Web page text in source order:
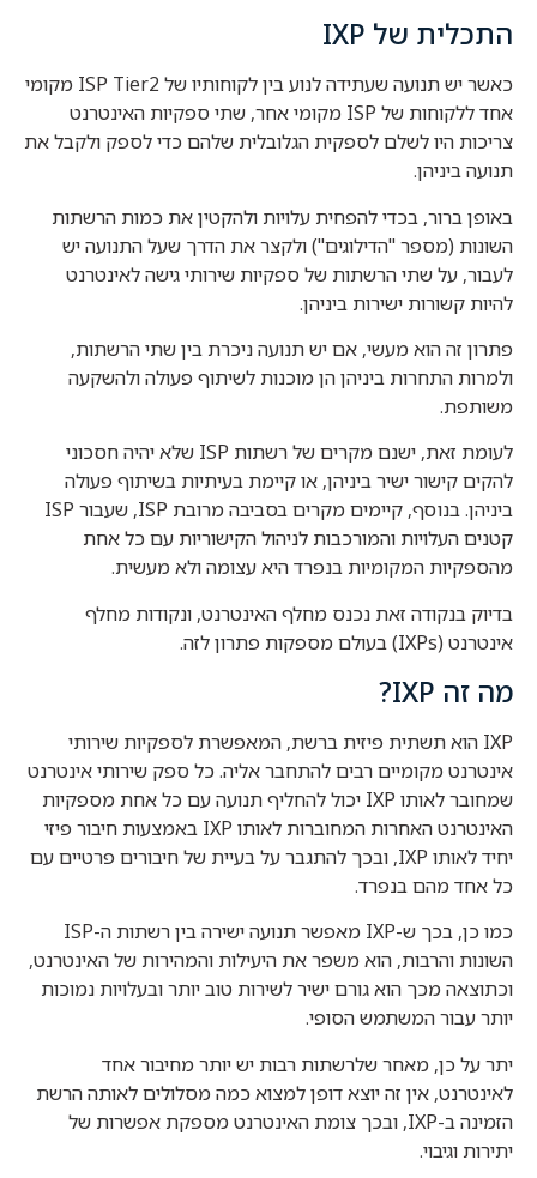
התכלית של IXP
כאשר יש תנועה שעתידה לנוע בין לקוחותיו של ISP Tier2 מקומי
אחד ללקוחות של ISP מקומי אחר, שתי ספקיות האינטרנט
צריכות היו לשלם לספקית הגלובלית שלהם כדי לספק ולקבל את
תנועה ביניהן.
באופן ברור, בכדי להפחית עלויות ולהקטין את כמות הרשתות
השונות (מספר "הדילוגים") ולקצר את הדרך שעל התנועה יש
לעבור, על שתי הרשתות של ספקיות שירותי גישה לאינטרנט
להיות קשורות ישירות ביניהן.
פתרון זה הוא מעשי, אם יש תנועה ניכרת בין שתי הרשתות,
ולמרות התחרות ביניהן הן מוכנות לשיתוף פעולה ולהשקעה
משותפת.
לעומת זאת, ישנם מקרים של רשתות ISP שלא יהיה חסכוני
להקים קישור ישיר ביניהן, או קיימת בעיתיות בשיתוף פעולה
ביניהן. בנוסף, קיימים מקרים בסביבה מרובת ISP, שעבור ISP
קטנים העלויות והמורכבות לניהול הקישוריות עם כל אחת
מהספקיות המקומיות בנפרד היא עצומה ולא מעשית.
בדיוק בנקודה זאת נכנס מחלף האינטרנט, ונקודות מחלף
אינטרנט (IXPs) בעולם מספקות פתרון לזה.
מה זה IXP?
IXP הוא תשתית פיזית ברשת, המאפשרת לספקיות שירותי
אינטרנט מקומיים רבים להתחבר אליה. כל ספק שירותי אינטרנט
שמחובר לאותו IXP יכול להחליף תנועה עם כל אחת מספקיות
האינטרנט האחרות המחוברות לאותו IXP באמצעות חיבור פיזי
יחיד לאותו IXP, ובכך להתגבר על בעיית של חיבורים פרטיים עם
כל אחד מהם בנפרד.
כמו כן, בכך ש-IXP מאפשר תנועה ישירה בין רשתות ה-ISP
השונות והרבות, הוא משפר את היעילות והמהירות של האינטרנט,
וכתוצאה מכך הוא גורם ישיר לשירות טוב יותר ובעלויות נמוכות
יותר עבור המשתמש הסופי.
יתר על כן, מאחר שלרשתות רבות יש יותר מחיבור אחד
לאינטרנט, אין זה יוצא דופן למצוא כמה מסלולים לאותה הרשת
הזמינה ב-IXP, ובכך צומת האינטרנט מספקת אפשרות של
יתירות וגיבוי.